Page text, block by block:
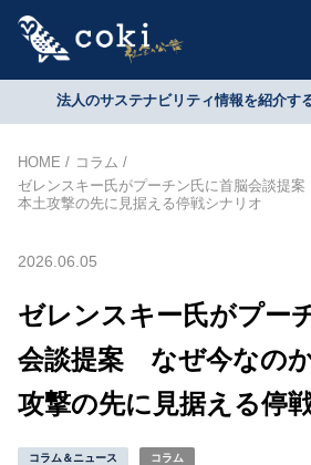
法人のサステナビリティ情報を紹介す
HOME
コラム
ゼレンスキー氏がプーチン氏に首脳会談提
本土攻撃の先に見据える停戦シナリオ
2026.06.05
ゼレンスキー氏がプー
会談提案 なぜ今なの
攻撃の先に見据える停
コラム＆ニュース コラム